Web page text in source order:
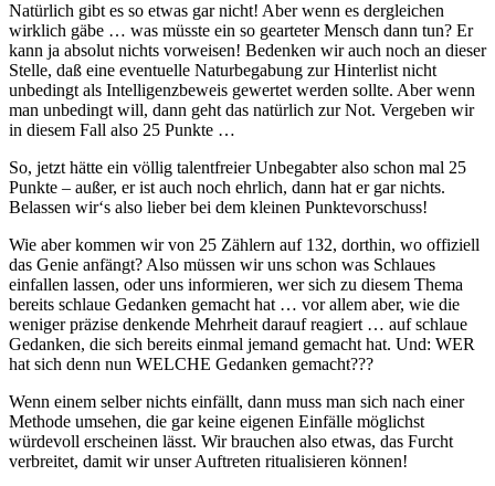
Natürlich gibt es so etwas gar nicht! Aber wenn es dergleichen
wirklich gäbe … was müsste ein so gearteter Mensch dann tun? Er
kann ja absolut nichts vorweisen! Bedenken wir auch noch an dieser
Stelle, daß eine eventuelle Naturbegabung zur Hinterlist nicht
unbedingt als Intelligenzbeweis gewertet werden sollte. Aber wenn
man unbedingt will, dann geht das natürlich zur Not. Vergeben wir
in diesem Fall also 25 Punkte …
So, jetzt hätte ein völlig talentfreier Unbegabter also schon mal 25
Punkte – außer, er ist auch noch ehrlich, dann hat er gar nichts.
Belassen wir‘s also lieber bei dem kleinen Punktevorschuss!
Wie aber kommen wir von 25 Zählern auf 132, dorthin, wo offiziell
das Genie anfängt? Also müssen wir uns schon was Schlaues
einfallen lassen, oder uns informieren, wer sich zu diesem Thema
bereits schlaue Gedanken gemacht hat … vor allem aber, wie die
weniger präzise denkende Mehrheit darauf reagiert … auf schlaue
Gedanken, die sich bereits einmal jemand gemacht hat. Und: WER
hat sich denn nun WELCHE Gedanken gemacht???
Wenn einem selber nichts einfällt, dann muss man sich nach einer
Methode umsehen, die gar keine eigenen Einfälle möglichst
würdevoll erscheinen lässt. Wir brauchen also etwas, das Furcht
verbreitet, damit wir unser Auftreten ritualisieren können!